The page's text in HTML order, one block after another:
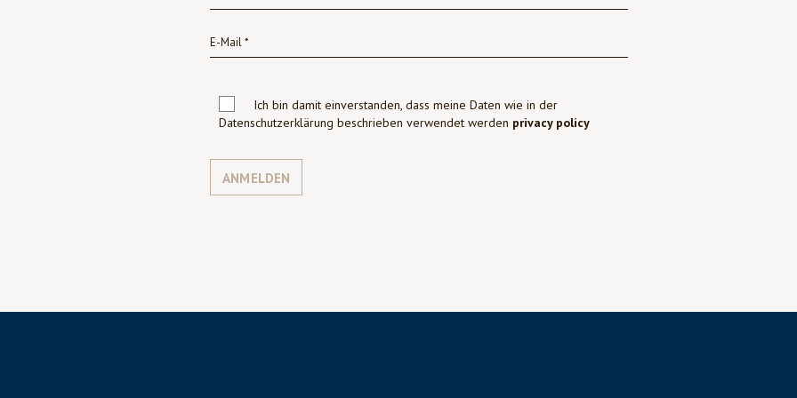
Ich bin damit einverstanden, dass meine Daten wie in der
Datenschutzerklärung beschrieben verwendet werden privacy policy
ANMELDEN